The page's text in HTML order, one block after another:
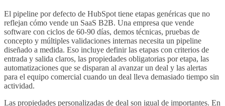
El pipeline por defecto de HubSpot tiene etapas genéricas que no
reflejan cómo vende un SaaS B2B. Una empresa que vende
software con ciclos de 60-90 días, demos técnicas, pruebas de
concepto y múltiples validaciones internas necesita un pipeline
diseñado a medida. Eso incluye definir las etapas con criterios de
entrada y salida claros, las propiedades obligatorias por etapa, las
automatizaciones que se disparan al avanzar un deal y las alertas
para el equipo comercial cuando un deal lleva demasiado tiempo sin
actividad.
Las propiedades personalizadas de deal son igual de importantes. En